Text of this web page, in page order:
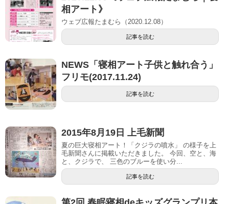
相アート》
ウェブ広報たまむら（2020.12.08）
記事を読む
NEWS「寝相アート子供と触れ合う」
フリモ(2017.11.24)
記事を読む
2015年8月19日 上毛新聞
夏の巨大寝相アート！「クジラの噴水」 の様子を上
毛新聞さんに掲載いただきました。 今回、空と、海
と、クジラで、 三色のブルーを使い分...
記事を読む